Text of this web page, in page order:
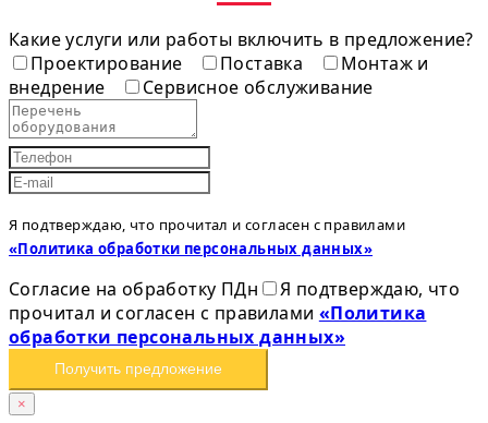
Какие услуги или работы включить в предложение?
Проектирование
Поставка
Монтаж и
внедрение
Сервисное обслуживание
Я подтверждаю, что прочитал и согласен с правилами
«Политика обработки персональных данных»
Согласие на обработку ПДн
Я подтверждаю, что
прочитал и согласен с правилами «Политика
обработки персональных данных»
Получить предложение
×